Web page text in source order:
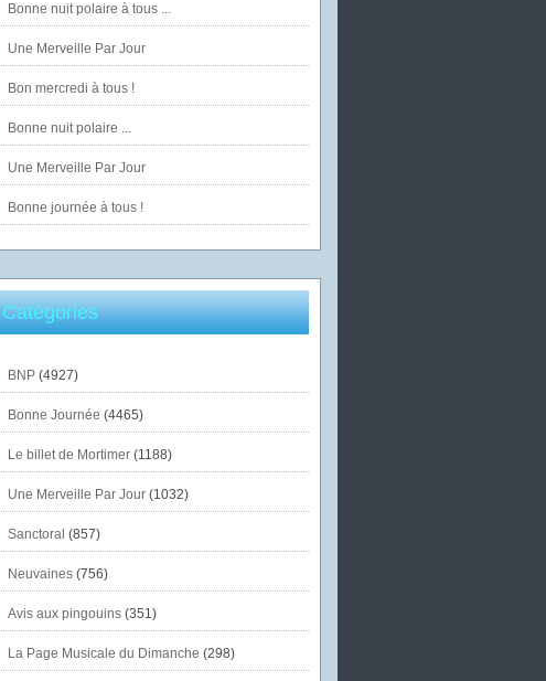
Bonne nuit polaire à tous ...
Une Merveille Par Jour
Bon mercredi à tous !
Bonne nuit polaire ...
Une Merveille Par Jour
Bonne journée à tous !
Catégories
BNP(4927)
Bonne Journée (4465)
Le billet de Mortimer(1188)
Une Merveille Par Jour(1032)
Sanctoral (857)
Neuvaines(756)
Avis aux pingouins(351)
La Page Musicale du Dimanche (298)